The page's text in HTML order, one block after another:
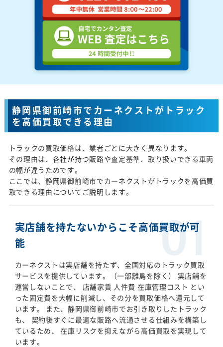
静岡県御前崎市でカーネクストがトラック
を高価買取できる理由
トラックの買取価格は、業者ごとに大きく異なります。
その理由は、各社が持つ販路や査定基準、取り扱いできる車両
の幅が違うためです。
ここでは、静岡県御前崎市でカーネクストがトラックを高価買
取できる理由についてご説明します。
実店舗を持たないからこそ高価買取が可
能
カーネクストは実店舗を持たず、全国対応のトラック買取
サービスを提供しています。（一部離島を除く） 実店舗を
運営しないことで、 店舗家賃 人件費 在庫管理コスト とい
った固定費を大幅に削減し、その分を買取価格へ還元して
います。 また、静岡県御前崎市でお引き取りしたトラック
も、 契約後すぐに最適な販路へ流通させる仕組みを構築し
ているため、 在庫リスクを抑えながら高価買取を実現して
います。